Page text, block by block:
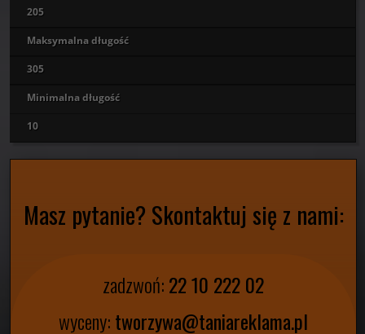
205
Maksymalna długość
305
Minimalna długość
10
Masz pytanie? Skontaktuj się z nami:
zadzwoń:22 10 222 02
wyceny:tworzywa@taniareklama.pl